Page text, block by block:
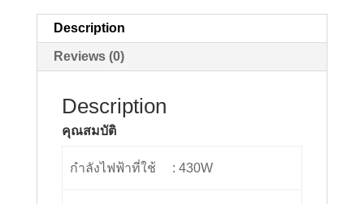
Description
Reviews (0)
Description
คุณสมบัติ
กำลังไฟฟ้าที่ใช้ : 430W